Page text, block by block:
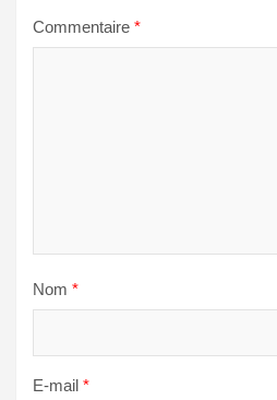
Commentaire *
Nom *
E-mail *